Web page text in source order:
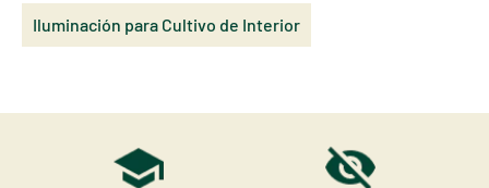
Iluminación para Cultivo de Interior